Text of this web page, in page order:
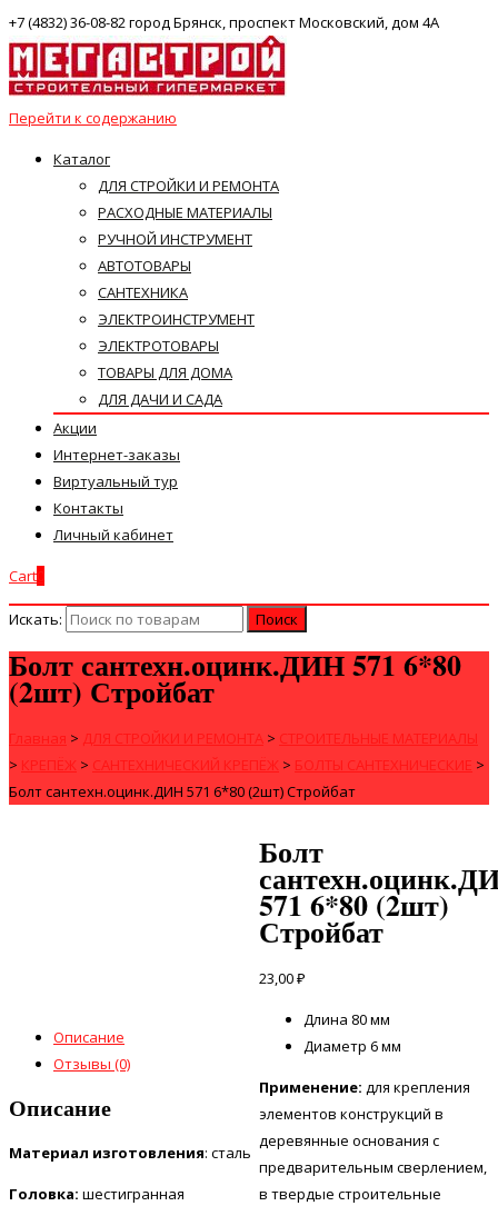
+7 (4832) 36-08-82 город Брянск, проспект Московский, дом 4А
Перейти к содержанию
Каталог
ДЛЯ СТРОЙКИ И РЕМОНТА
РАСХОДНЫЕ МАТЕРИАЛЫ
РУЧНОЙ ИНСТРУМЕНТ
АВТОТОВАРЫ
САНТЕХНИКА
ЭЛЕКТРОИНСТРУМЕНТ
ЭЛЕКТРОТОВАРЫ
ТОВАРЫ ДЛЯ ДОМА
ДЛЯ ДАЧИ И САДА
Акции
Интернет-заказы
Виртуальный тур
Контакты
Личный кабинет
Cart
Искать:
Болт сантехн.оцинк.ДИН 571 6*80
(2шт) Стройбат
Главная > ДЛЯ СТРОЙКИ И РЕМОНТА > СТРОИТЕЛЬНЫЕ МАТЕРИАЛЫ
> КРЕПЁЖ > САНТЕХНИЧЕСКИЙ КРЕПЁЖ > БОЛТЫ САНТЕХНИЧЕСКИЕ >
Болт сантехн.оцинк.ДИН 571 6*80 (2шт) Стройбат
Болт
571 6*80 (2шт)
Стройбат
23,00₽
Длина 80 мм
Диаметр 6 мм
Применение: для крепления
элементов конструкций в
деревянные основания с
предварительным сверлением,
в твердые строительные
Описание
Отзывы (0)
Описание
Материал изготовления: сталь
Головка: шестигранная